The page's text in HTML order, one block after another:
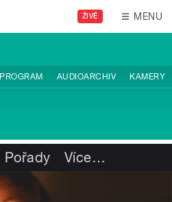
ŽIVĚ MENU
PROGRAM AUDIOARCHIV KAMERY
Pořady Více…